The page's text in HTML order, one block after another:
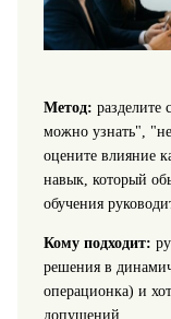
Метод: разделите
можно узнать",
оцените влияние
навык, который
обучения
Кому подходит:
решения в
операционка) и
допущений.